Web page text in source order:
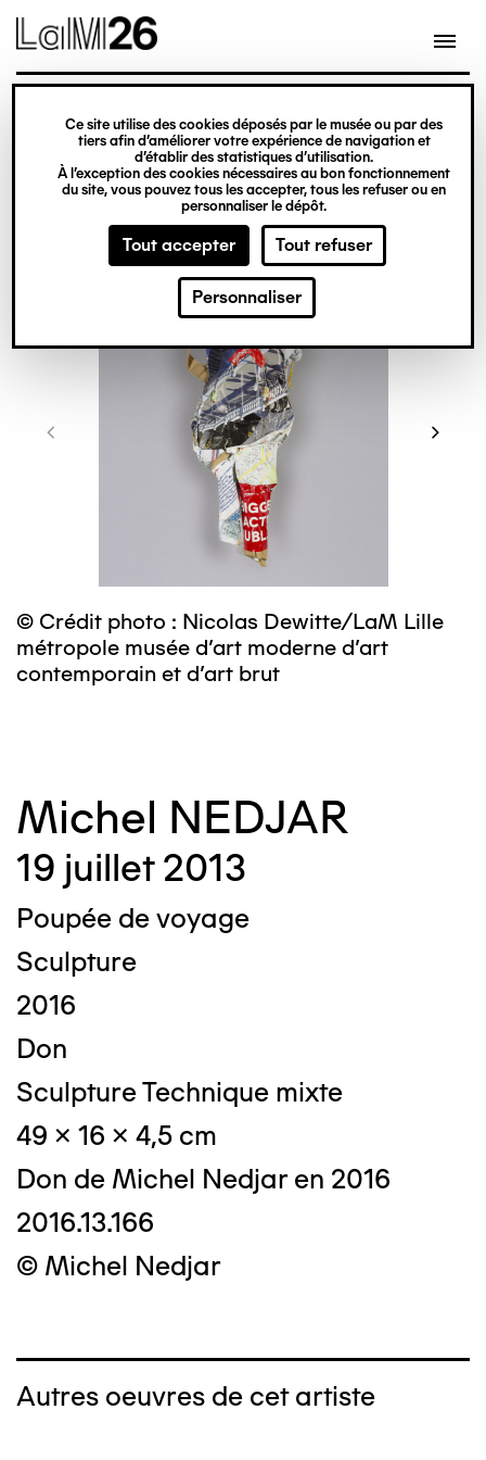
Gestion des cookies
Ce site utilise des cookies déposés par le musée ou par des
tiers afin d’améliorer votre expérience de navigation et
d’établir des statistiques d’utilisation.
À l’exception des cookies nécessaires au bon fonctionnement
du site, vous pouvez tous les accepter, tous les refuser ou en
personnaliser le dépôt.
Tout accepter Tout refuser
Personnaliser
contenu
© Crédit photo : Nicolas Dewitte/LaM Lille
métropole musée d’art moderne d’art
contemporain et d’art brut
Michel NEDJAR
19 juillet 2013
Poupée de voyage
Sculpture
2016
Don
Sculpture Technique mixte
49 x 16 x 4,5 cm
Don de Michel Nedjar en 2016
2016.13.166
© Michel Nedjar
Autres oeuvres de cet artiste